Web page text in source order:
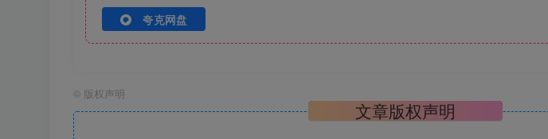
夸克网盘
© 版权声明
文章版权声明